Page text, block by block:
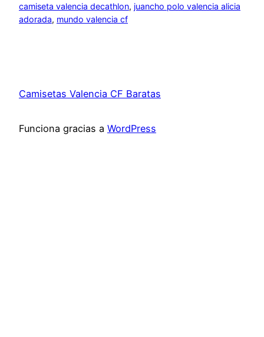
camiseta valencia decathlon, juancho polo valencia alicia
adorada, mundo valencia cf
Camisetas Valencia CF Baratas
Funciona gracias a WordPress